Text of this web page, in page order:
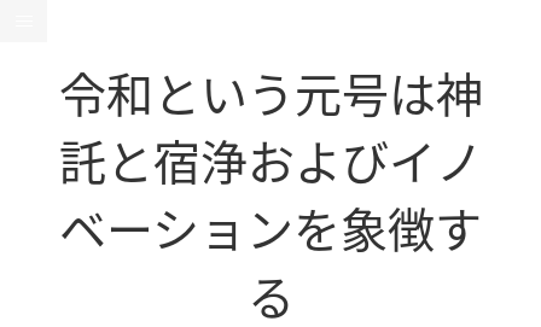
令和という元号は神
託と宿浄およびイノ
ベーションを象徴す
る